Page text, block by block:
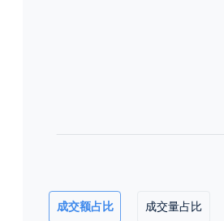
成交额占比 成交量占比